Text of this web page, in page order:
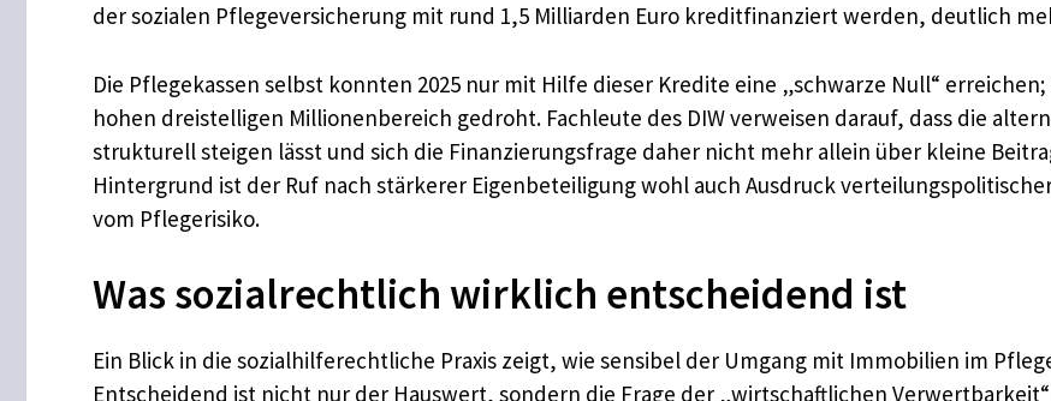
der sozialen Pflegeversicherung mit rund 1,5 Milliarden Euro kreditfinanziert werden, deutlich
Die Pflegekassen selbst konnten 2025 nur mit Hilfe dieser Kredite eine „schwarze Null“
hohen dreistelligen Millionenbereich gedroht. Fachleute des DIW verweisen darauf, dass die
strukturell steigen lässt und sich die Finanzierungsfrage daher nicht mehr allein über kleine
Hintergrund ist der Ruf nach stärkerer Eigenbeteiligung wohl auch Ausdruck
vom Pflegerisiko.
Was sozialrechtlich wirklich entscheidend ist
Ein Blick in die sozialhilferechtliche Praxis zeigt, wie sensibel der Umgang mit Immobilien im
Entscheidend ist nicht nur der Hauswert, sondern die Frage der „wirtschaftlichen Verwertbarkeit“